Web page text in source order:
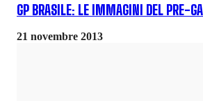
GP BRASILE: LE IMMAGINI DEL PRE-
21 novembre 2013